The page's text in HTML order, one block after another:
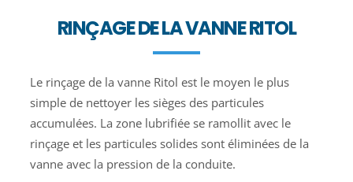
RINÇAGE DE LA VANNE RITOL
Le rinçage de la vanne Ritol est le moyen le plus
simple de nettoyer les sièges des particules
accumulées. La zone lubrifiée se ramollit avec le
rinçage et les particules solides sont éliminées de la
vanne avec la pression de la conduite.